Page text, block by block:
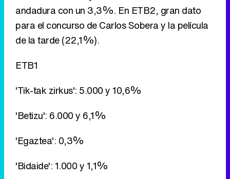
andadura con un 3,3%. En ETB2, gran dato
para el concurso de Carlos Sobera y la película
de la tarde (22,1%).
ETB1
'Tik-tak zirkus': 5.000 y 10,6%
'Betizu': 6.000 y 6,1%
'Egaztea': 0,3%
'Bidaide': 1.000 y 1,1%